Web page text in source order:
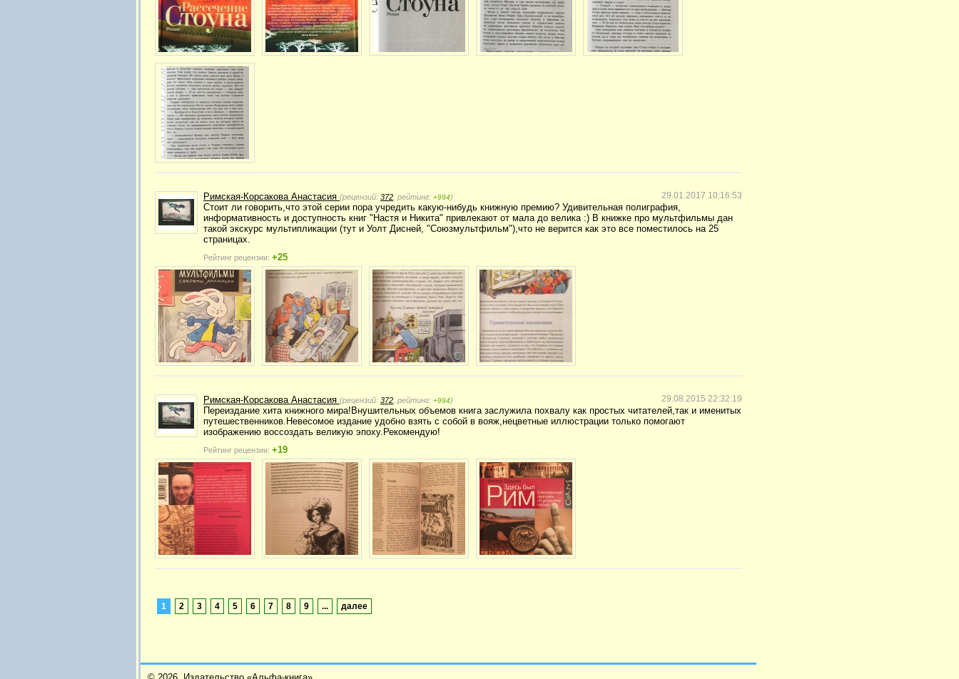
29.01.2017 10:16:53
Римская-Корсакова Анастасия (рецензий: 372 , рейтинг: +994)
Стоит ли говорить,что этой серии пора учредить какую-нибудь книжную премию? Удивительная полиграфия,
информативность и доступность книг "Настя и Никита" привлекают от мала до велика :) В книжке про мультфильмы дан
такой экскурс мультипликации (тут и Уолт Дисней, "Союзмультфильм"),что не верится как это все поместилось на 25
страницах.
Рейтинг рецензии: +25
29.08.2015 22:32:19
Римская-Корсакова Анастасия (рецензий: 372 , рейтинг: +994)
Переиздание хита книжного мира!Внушительных объемов книга заслужила похвалу как простых читателей,так и именитых
путешественников.Невесомое издание удобно взять с собой в вояж,нецветные иллюстрации только помогают
изображению воссоздать великую эпоху.Рекомендую!
Рейтинг рецензии: +19
1 2 3 4 5 6 7 8 9 ... далее